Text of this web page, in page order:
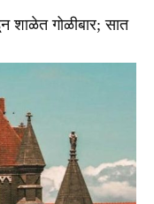
शाळेत गोळीबार; सात